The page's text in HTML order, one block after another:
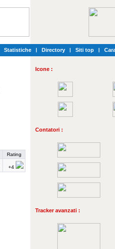
Statistiche | Directory | Siti top |
Rating
+4
Icone :
Contatori :
Tracker avanzati :